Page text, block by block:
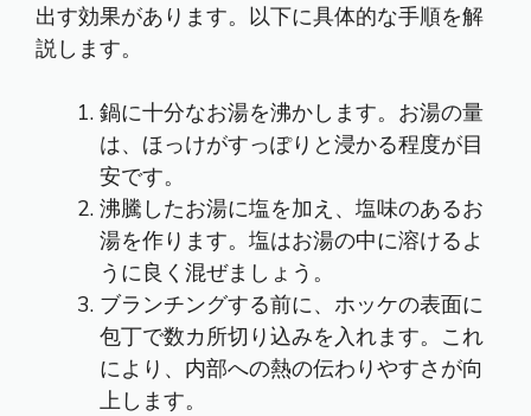
出す効果があります。以下に具体的な手順を解
説します。
鍋に十分なお湯を沸かします。お湯の量
は、ほっけがすっぽりと浸かる程度が目
安です。
沸騰したお湯に塩を加え、塩味のあるお
湯を作ります。塩はお湯の中に溶けるよ
うに良く混ぜましょう。
ブランチングする前に、ホッケの表面に
包丁で数カ所切り込みを入れます。これ
により、内部への熱の伝わりやすさが向
上します。